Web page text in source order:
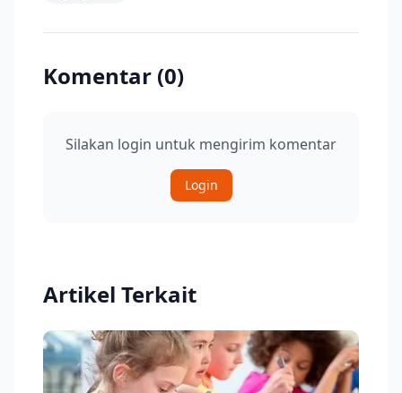
Komentar (0)
Silakan login untuk mengirim komentar
Login
Artikel Terkait